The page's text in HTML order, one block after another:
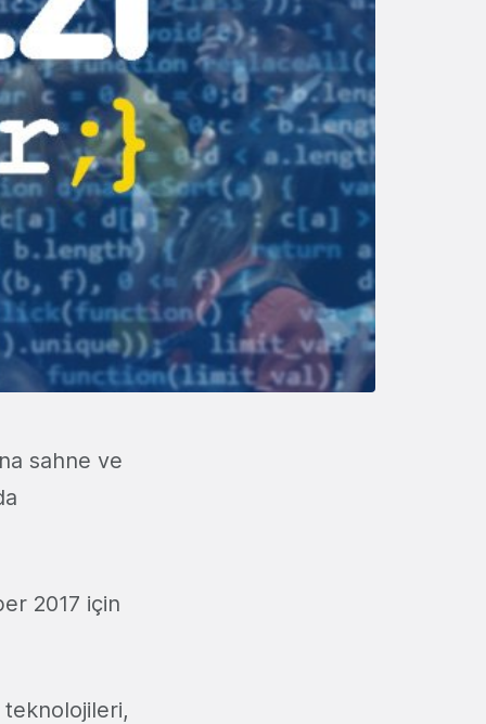
sahne ve
2017 için